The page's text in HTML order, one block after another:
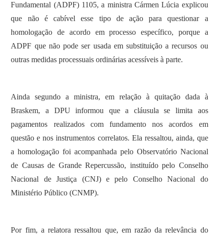
Fundamental (ADPF) 1105, a ministra Cármen Lúcia explicou
que não é cabível esse tipo de ação para questionar a
homologação de acordo em processo específico, porque a
ADPF que não pode ser usada em substituição a recursos ou
outras medidas processuais ordinárias acessíveis à parte.
Ainda segundo a ministra, em relação à quitação dada à
Braskem, a DPU informou que a cláusula se limita aos
pagamentos realizados com fundamento nos acordos em
questão e nos instrumentos correlatos. Ela ressaltou, ainda, que
a homologação foi acompanhada pelo Observatório Nacional
de Causas de Grande Repercussão, instituído pelo Conselho
Nacional de Justiça (CNJ) e pelo Conselho Nacional do
Ministério Público (CNMP).
Por fim, a relatora ressaltou que, em razão da relevância do